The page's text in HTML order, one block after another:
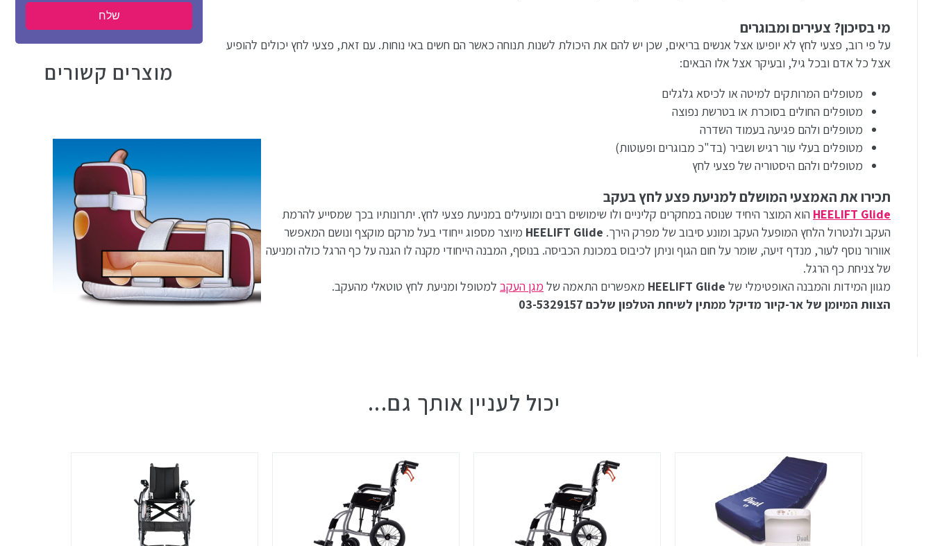
מוצרים קשורים
מי בסיכון? צעירים ומבוגרים
על פי רוב, פצעי לחץ לא יופיעו אצל אנשים בריאים, שכן יש להם את היכולת לשנות תנוחה כאשר הם חשים באי נוחות. עם זאת, פצעי לחץ יכולים להופיע
אצל כל אדם ובכל גיל, ובעיקר אצל אלו הבאים:
מטופלים המרותקים למיטה או לכיסא גלגלים
מטופלים החולים בסוכרת או בטרשת נפוצה
מטופלים ולהם פגיעה בעמוד השדרה
מטופלים בעלי עור רגיש ושביר (בד"כ מבוגרים ופעוטות)
מטופלים ולהם היסטוריה של פצעי לחץ
תכירו את האמצעי המושלם למניעת פצע לחץ בעקב
HEELIFT Glide הוא המוצר היחיד שנוסה במחקרים קליניים ולו שימושים רבים ומועילים במניעת פצעי לחץ. יתרונותיו בכך שמסייע להרמת
העקב ולנטרול הלחץ המופעל העקב ומונע סיבוב של מפרק הירך. HEELIFT Glide מיוצר מספוג ייחודי בעל מרקם מוקצף ונושם המאפשר
אוורור נוסף לעור, מנדף זיעה, שומר על חום הגוף וניתן לכיבוס במכונת הכביסה. בנוסף, המבנה הייחודי מקנה לו הגנה על כף הרגל כולה ומניעה
של צניחת כף הרגל.
מגוון המידות והמבנה האופטימלי של HEELIFT Glide מאפשרים התאמה של מגן העקב למטופל ומניעת לחץ טוטאלי מהעקב.
הצוות המיומן של אר-קיור מדיקל ממתין לשיחת הטלפון שלכם 03-5329157
יכול לעניין אותך גם...